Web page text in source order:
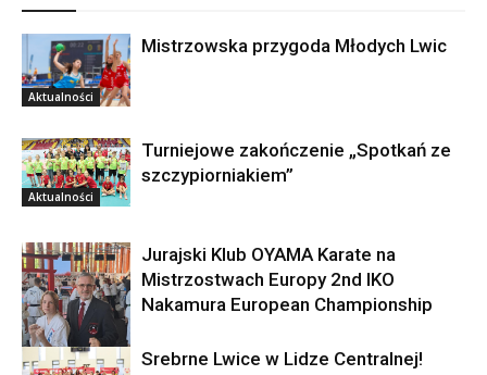
Aktualności
Mistrzowska przygoda Młodych Lwic
Aktualności
Turniejowe zakończenie „Spotkań ze
szczypiorniakiem”
Aktualności
Jurajski Klub OYAMA Karate na
Mistrzostwach Europy 2nd IKO
Nakamura European Championship
Srebrne Lwice w Lidze Centralnej!